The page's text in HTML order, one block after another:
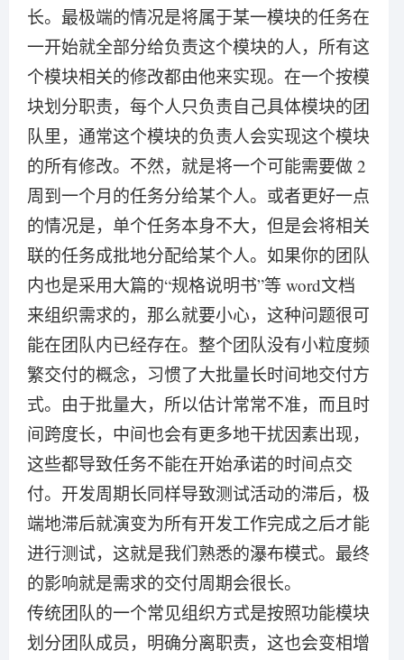
长。最极端的情况是将属于某一模块的任务在
一开始就全部分给负责这个模块的人，所有这
个模块相关的修改都由他来实现。在一个按模
块划分职责，每个人只负责自己具体模块的团
队里，通常这个模块的负责人会实现这个模块
的所有修改。不然，就是将一个可能需要做 2
周到一个月的任务分给某个人。或者更好一点
的情况是，单个任务本身不大，但是会将相关
联的任务成批地分配给某个人。如果你的团队
内也是采用大篇的“规格说明书”等 word文档
来组织需求的，那么就要小心，这种问题很可
能在团队内已经存在。整个团队没有小粒度频
繁交付的概念，习惯了大批量长时间地交付方
式。由于批量大，所以估计常常不准，而且时
间跨度长，中间也会有更多地干扰因素出现，
这些都导致任务不能在开始承诺的时间点交
付。开发周期长同样导致测试活动的滞后，极
端地滞后就演变为所有开发工作完成之后才能
进行测试，这就是我们熟悉的瀑布模式。最终
的影响就是需求的交付周期会很长。
传统团队的一个常见组织方式是按照功能模块
划分团队成员，明确分离职责，这也会变相增